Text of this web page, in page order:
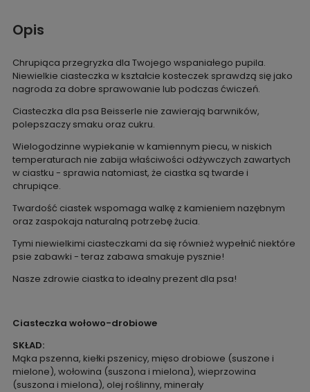
Opis
Chrupiąca przegryzka dla Twojego wspaniałego pupila.
Niewielkie ciasteczka w kształcie kosteczek sprawdzą się jako
nagroda za dobre sprawowanie lub podczas ćwiczeń.
Ciasteczka dla psa Beisserle nie zawierają barwników,
polepszaczy smaku oraz cukru.
Wielogodzinne wypiekanie w kamiennym piecu, w niskich
temperaturach nie zabija właściwości odżywczych zawartych
w ciastku - sprawia natomiast, że ciastka są twarde i
chrupiące.
Twardość ciastek wspomaga walkę z kamieniem nazębnym
oraz zaspokaja naturalną potrzebę żucia.
Tymi niewielkimi ciasteczkami da się również wypełnić niektóre
psie zabawki - teraz zabawa smakuje pysznie!
Nasze zdrowie ciastka to idealny prezent dla psa!
Ciasteczka wołowo-drobiowe
SKŁAD:
Mąka pszenna, kiełki pszenicy, mięso drobiowe (suszone i
mielone), wołowina (suszona i mielona), wieprzowina
(suszona i mielona), olej roślinny, minerały